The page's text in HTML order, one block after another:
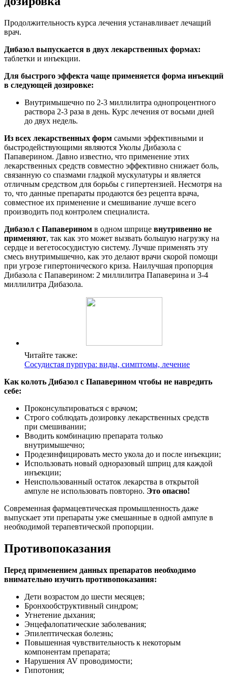
Продолжительность курса лечения устанавливает лечащий
врач.
Дибазол выпускается в двух лекарственных формах:
таблетки и инъекции.
Для быстрого эффекта чаще применяется форма инъекций
в следующей дозировке:
Внутримышечно по 2-3 миллилитра однопроцентного
раствора 2-3 раза в день. Курс лечения от восьми дней
до двух недель.
Из всех лекарственных форм самыми эффективными и
быстродействующими являются Уколы Дибазола с
Папаверином. Давно известно, что применение этих
лекарственных средств совместно эффективно снижает боль,
связанную со спазмами гладкой мускулатуры и является
отличным средством для борьбы с гипертензией. Несмотря на
то, что данные препараты продаются без рецепта врача,
совместное их применение и смешивание лучше всего
производить под контролем специалиста.
Дибазол с Папаверином в одном шприце внутривенно не
применяют, так как это может вызвать большую нагрузку на
сердце и вегетососудистую систему. Лучше применять эту
смесь внутримышечно, как это делают врачи скорой помощи
при угрозе гипертонического криза. Наилучшая пропорция
Дибазола с Папаверином: 2 миллилитра Папаверина и 3-4
миллилитра Дибазола.
Читайте также:
Сосудистая пурпура: виды, симптомы, лечение
Как колоть Дибазол с Папаверином чтобы не навредить
себе:
Проконсультироваться с врачом;
Строго соблюдать дозировку лекарственных средств
при смешивании;
Вводить комбинацию препарата только
внутримышечно;
Продезинфицировать место укола до и после инъекции;
Использовать новый одноразовый шприц для каждой
инъекции;
Неиспользованный остаток лекарства в открытой
ампуле не использовать повторно. Это опасно!
Современная фармацевтическая промышленность даже
выпускает эти препараты уже смешанные в одной ампуле в
необходимой терапевтической пропорции.
Противопоказания
Перед применением данных препаратов необходимо
внимательно изучить противопоказания:
Дети возрастом до шести месяцев;
Бронхообструктивный синдром;
Угнетение дыхания;
Энцефалопатические заболевания;
Эпилептическая болезнь;
Повышенная чувствительность к некоторым
компонентам препарата;
Нарушения AV проводимости;
Гипотония;